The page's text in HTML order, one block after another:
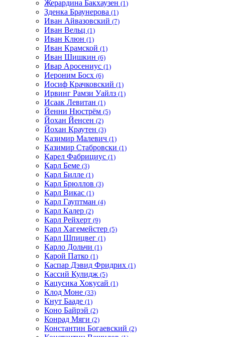
Жерардина Бакхаузен (1)
Зденка Браунерова (1)
Иван Айвазовский (7)
Иван Вельц (1)
Иван Клюн (1)
Иван Крамской (1)
Иван Шишкин (6)
Ивар Аросениус (1)
Иероним Босх (6)
Иосиф Крачковский (1)
Ирвинг Рамзи Уайлз (1)
Исаак Левитан (1)
Йенни Нюстрём (5)
Йохан Йенсен (2)
Йохан Краутен (3)
Казимир Малевич (1)
Казимир Стабровски (1)
Карел Фабрициус (1)
Карл Беме (3)
Карл Билле (1)
Карл Брюллов (3)
Карл Викас (1)
Карл Гауптман (4)
Карл Калер (2)
Карл Рейхерт (9)
Карл Хагемейстер (5)
Карл Шпицвег (1)
Карло Дольчи (1)
Карой Патко (1)
Каспар Дэвид Фридрих (1)
Кассий Кулидж (5)
Кацусика Хокусай (1)
Клод Моне (33)
Кнут Бааде (1)
Коно Байрэй (2)
Конрад Мяги (2)
Константин Богаевский (2)